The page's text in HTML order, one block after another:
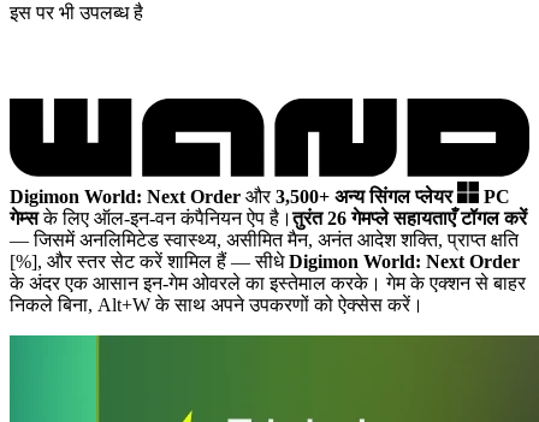
इस पर भी उपलब्ध है
Digimon World: Next Order और3,500+ अन्य सिंगल प्लेयर
PC
गेम्सके लिए ऑल-इन-वन कंपैनियन ऐप है।तुरंत 26 गेमप्ले सहायताएँ टॉगल करें
— जिसमें अनलिमिटेड स्वास्थ्य, असीमित मैन, अनंत आदेश शक्ति, प्राप्त क्षति
[%], और स्तर सेट करें शामिल हैं — सीधेDigimon World: Next Order
के अंदर एक आसान इन-गेम ओवरले का इस्तेमाल करके। गेम के एक्शन से बाहर
निकले बिना, Alt+W के साथ अपने उपकरणों को ऐक्सेस करें।